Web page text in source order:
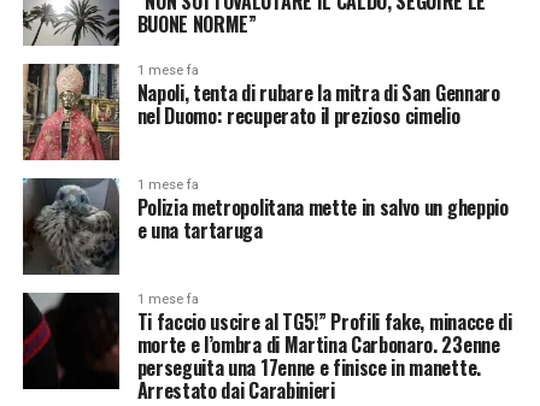
BUONE NORME”
1 mese fa
Napoli, tenta di rubare la mitra di San Gennaro
nel Duomo: recuperato il prezioso cimelio
1 mese fa
Polizia metropolitana mette in salvo un gheppio
e una tartaruga
1 mese fa
Ti faccio uscire al TG5!” Profili fake, minacce di
morte e l’ombra di Martina Carbonaro. 23enne
perseguita una 17enne e finisce in manette.
Arrestato dai Carabinieri